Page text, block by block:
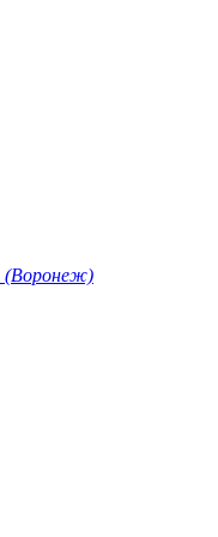
(Воронеж)